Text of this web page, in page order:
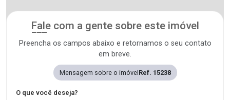
Fale com a gente sobre este imóvel
Preencha os campos abaixo e retornamos o seu contato
em breve.
Mensagem sobre o imóvelRef. 15238
O que você deseja?